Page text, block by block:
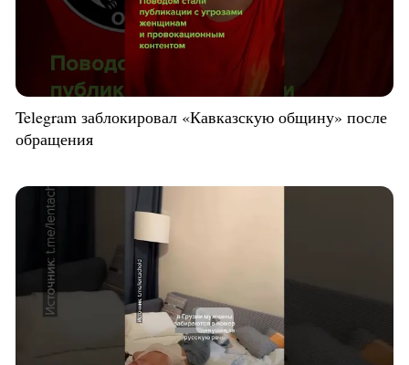
Telegram заблокировал «Кавказскую общину» после
обращения